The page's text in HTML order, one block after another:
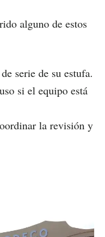
alguno de estos
serie de su estufa.
si el equipo está
la revisión y